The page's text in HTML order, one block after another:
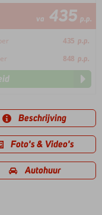
va 435 p.p.
435 p.p.
848 p.p.
Beschrijving
Foto's & Video's
Autohuur